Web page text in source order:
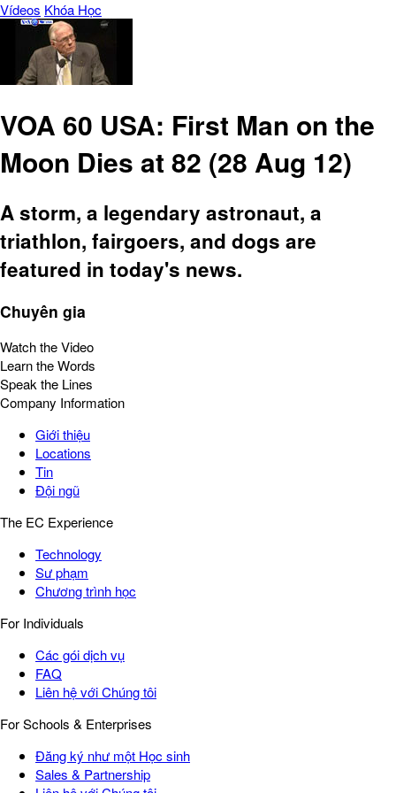
Vídeos Khóa Học
VOA 60 USA: First Man on the
Moon Dies at 82 (28 Aug 12)
A storm, a legendary astronaut, a
triathlon, fairgoers, and dogs are
featured in today's news.
Chuyên gia
Watch the Video
Learn the Words
Speak the Lines
Company Information
Giới thiệu
Locations
Tin
Đội ngũ
The EC Experience
Technology
Sư phạm
Chương trình học
For Individuals
Các gói dịch vụ
FAQ
Liên hệ với Chúng tôi
For Schools & Enterprises
Đăng ký như một Học sinh
Sales & Partnership